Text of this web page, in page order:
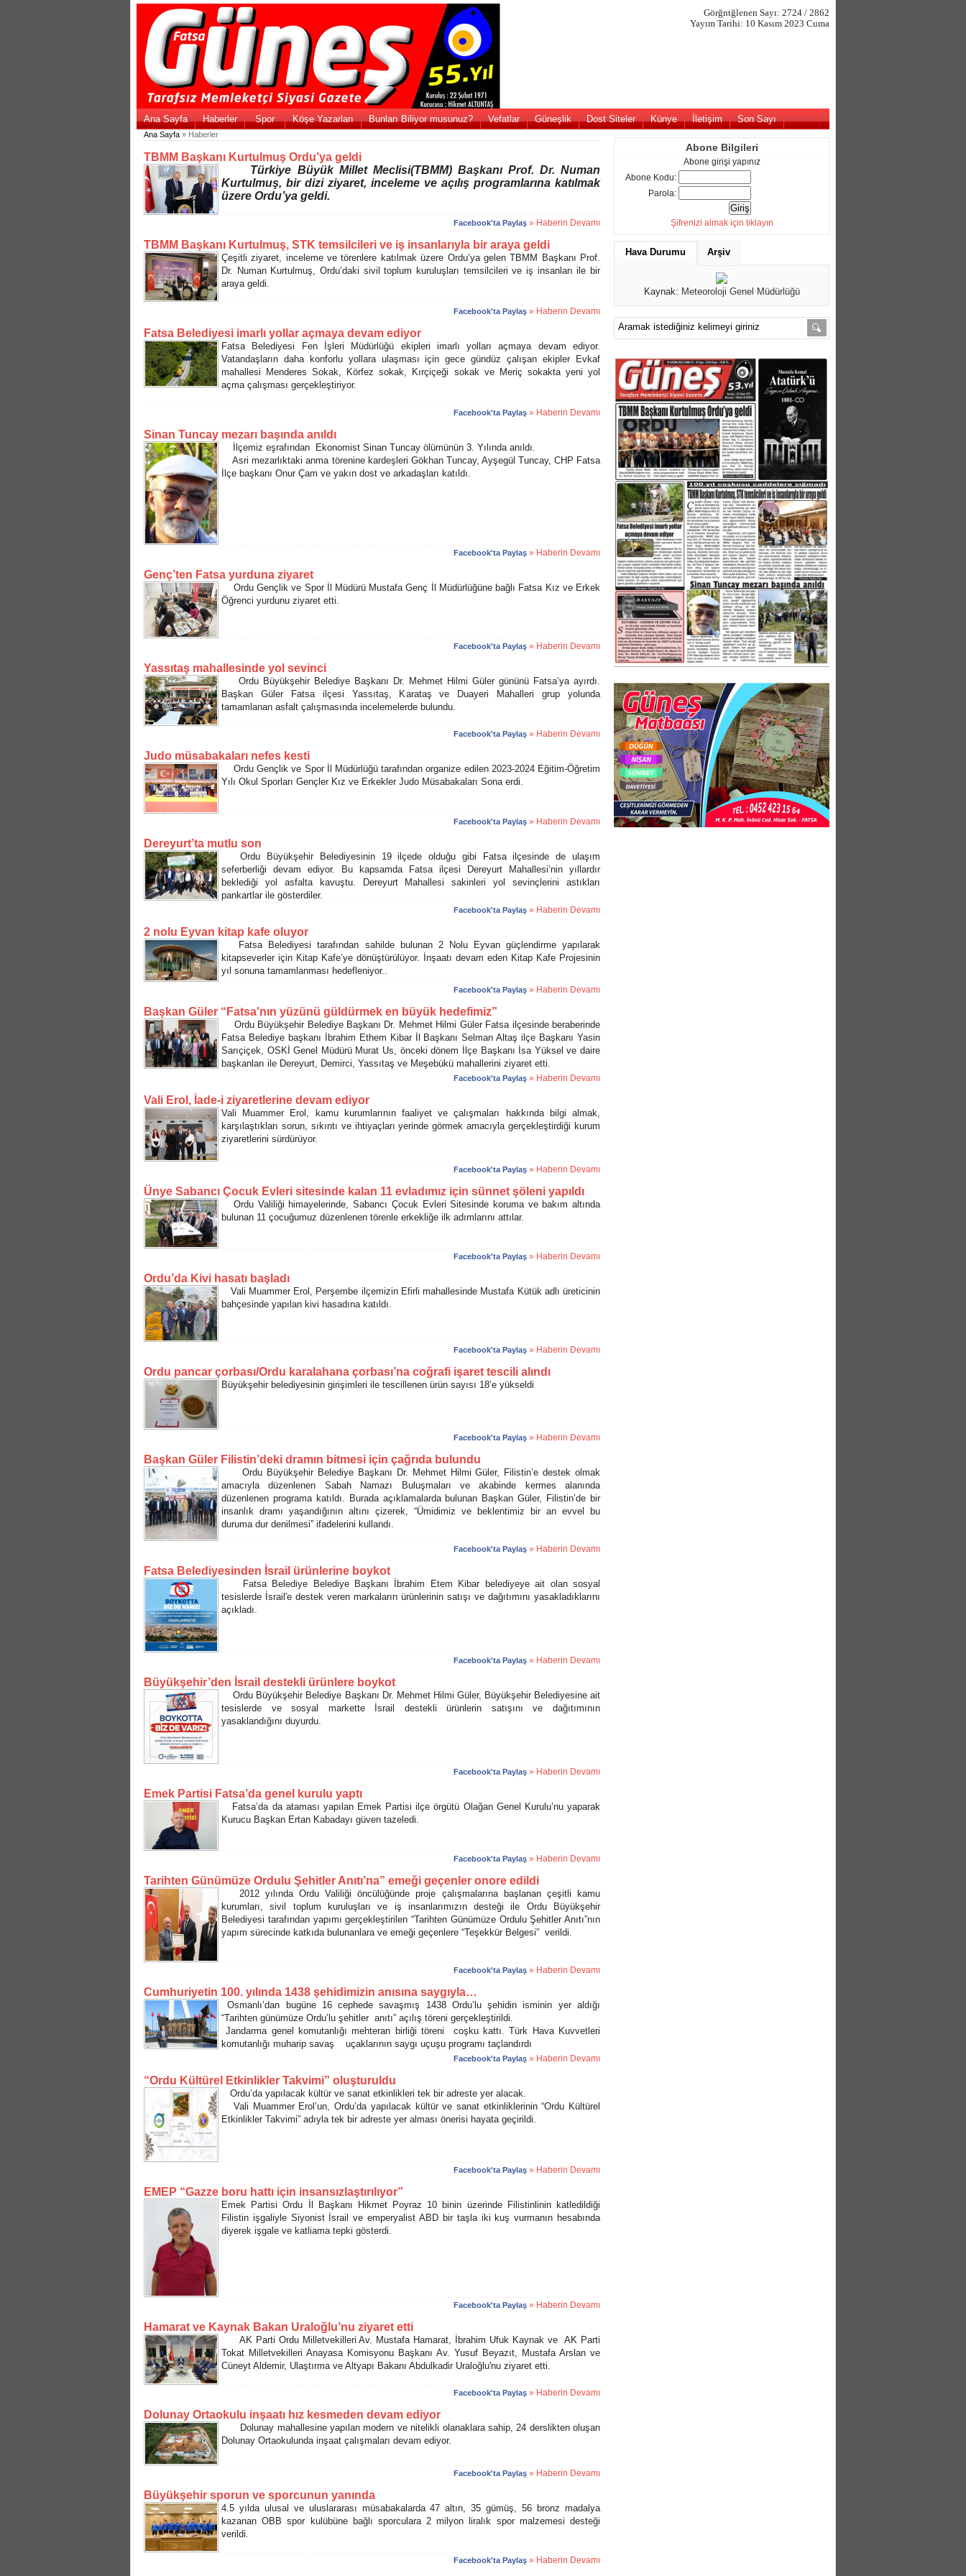
Görğntğlenen Sayı: 2724 / 2862
Yayım Tarihi: 10 Kasım 2023 Cuma
Ana Sayfa Haberler Spor Köşe Yazarları Bunları Biliyor musunuz? Vefatlar Güneşlik Dost Siteler Künye İletişim Son Sayı
Ana Sayfa » Haberler
TBMM Başkanı Kurtulmuş Ordu’ya geldi
Türkiye Büyük Millet Meclisi(TBMM) Başkanı Prof. Dr. Numan
Kurtulmuş, bir dizi ziyaret, inceleme ve açılış programlarına katılmak
üzere Ordu’ya geldi.
Facebook'ta Paylaş » Haberin Devamı
TBMM Başkanı Kurtulmuş, STK temsilcileri ve iş insanlarıyla bir araya geldi
Çeşitli ziyaret, inceleme ve törenlere katılmak üzere Ordu’ya gelen TBMM Başkanı Prof.
Dr. Numan Kurtulmuş, Ordu’daki sivil toplum kuruluşları temsilcileri ve iş insanları ile bir
araya geldi.
Facebook'ta Paylaş » Haberin Devamı
Fatsa Belediyesi imarlı yollar açmaya devam ediyor
Fatsa Belediyesi Fen İşleri Müdürlüğü ekipleri imarlı yolları açmaya devam ediyor.
Vatandaşların daha konforlu yollara ulaşması için gece gündüz çalışan ekipler Evkaf
mahallesi Menderes Sokak, Körfez sokak, Kırçiçeği sokak ve Meriç sokakta yeni yol
açma çalışması gerçekleştiriyor.
Facebook'ta Paylaş » Haberin Devamı
Sinan Tuncay mezarı başında anıldı
İlçemiz eşrafından Ekonomist Sinan Tuncay ölümünün 3. Yılında anıldı.
Asri mezarlıktaki anma törenine kardeşleri Gökhan Tuncay, Ayşegül Tuncay, CHP Fatsa
İlçe başkanı Onur Çam ve yakın dost ve arkadaşları katıldı.
Facebook'ta Paylaş » Haberin Devamı
Genç’ten Fatsa yurduna ziyaret
Ordu Gençlik ve Spor İl Müdürü Mustafa Genç İl Müdürlüğüne bağlı Fatsa Kız ve Erkek
Öğrenci yurdunu ziyaret etti.
Facebook'ta Paylaş » Haberin Devamı
Yassıtaş mahallesinde yol sevinci
Ordu Büyükşehir Belediye Başkanı Dr. Mehmet Hilmi Güler gününü Fatsa’ya ayırdı.
Başkan Güler Fatsa ilçesi Yassıtaş, Karataş ve Duayeri Mahalleri grup yolunda
tamamlanan asfalt çalışmasında incelemelerde bulundu.
Facebook'ta Paylaş » Haberin Devamı
Judo müsabakaları nefes kesti
Ordu Gençlik ve Spor İl Müdürlüğü tarafından organize edilen 2023-2024 Eğitim-Öğretim
Yılı Okul Sporları Gençler Kız ve Erkekler Judo Müsabakaları Sona erdi.
Facebook'ta Paylaş » Haberin Devamı
Dereyurt’ta mutlu son
Ordu Büyükşehir Belediyesinin 19 ilçede olduğu gibi Fatsa ilçesinde de ulaşım
seferberliği devam ediyor. Bu kapsamda Fatsa ilçesi Dereyurt Mahallesi’nin yıllardır
beklediği yol asfalta kavuştu. Dereyurt Mahallesi sakinleri yol sevinçlerini astıkları
pankartlar ile gösterdiler.
Facebook'ta Paylaş » Haberin Devamı
2 nolu Eyvan kitap kafe oluyor
Fatsa Belediyesi tarafından sahilde bulunan 2 Nolu Eyvan güçlendirme yapılarak
kitapseverler için Kitap Kafe’ye dönüştürülüyor. İnşaatı devam eden Kitap Kafe Projesinin
yıl sonuna tamamlanması hedefleniyor..
Facebook'ta Paylaş » Haberin Devamı
Başkan Güler “Fatsa'nın yüzünü güldürmek en büyük hedefimiz”
Ordu Büyükşehir Belediye Başkanı Dr. Mehmet Hilmi Güler Fatsa ilçesinde beraberinde
Fatsa Belediye başkanı İbrahim Ethem Kibar İl Başkanı Selman Altaş ilçe Başkanı Yasin
Sarıçiçek, OSKİ Genel Müdürü Murat Us, önceki dönem İlçe Başkanı İsa Yüksel ve daire
başkanları ile Dereyurt, Demirci, Yassıtaş ve Meşebükü mahallerini ziyaret etti.
Facebook'ta Paylaş » Haberin Devamı
Vali Erol, İade-i ziyaretlerine devam ediyor
Vali Muammer Erol, kamu kurumlarının faaliyet ve çalışmaları hakkında bilgi almak,
karşılaştıkları sorun, sıkıntı ve ihtiyaçları yerinde görmek amacıyla gerçekleştirdiği kurum
ziyaretlerini sürdürüyor.
Facebook'ta Paylaş » Haberin Devamı
Ünye Sabancı Çocuk Evleri sitesinde kalan 11 evladımız için sünnet şöleni yapıldı
Ordu Valiliği himayelerinde, Sabancı Çocuk Evleri Sitesinde koruma ve bakım altında
bulunan 11 çocuğumuz düzenlenen törenle erkekliğe ilk adımlarını attılar.
Facebook'ta Paylaş » Haberin Devamı
Ordu’da Kivi hasatı başladı
Vali Muammer Erol, Perşembe ilçemizin Efirli mahallesinde Mustafa Kütük adlı üreticinin
bahçesinde yapılan kivi hasadına katıldı.
Facebook'ta Paylaş » Haberin Devamı
Ordu pancar çorbası/Ordu karalahana çorbası’na coğrafi işaret tescili alındı
Büyükşehir belediyesinin girişimleri ile tescillenen ürün sayısı 18’e yükseldi
Facebook'ta Paylaş » Haberin Devamı
Başkan Güler Filistin’deki dramın bitmesi için çağrıda bulundu
Ordu Büyükşehir Belediye Başkanı Dr. Mehmet Hilmi Güler, Filistin’e destek olmak
amacıyla düzenlenen Sabah Namazı Buluşmaları ve akabinde kermes alanında
düzenlenen programa katıldı. Burada açıklamalarda bulunan Başkan Güler, Filistin’de bir
insanlık dramı yaşandığının altını çizerek, “Ümidimiz ve beklentimiz bir an evvel bu
duruma dur denilmesi” ifadelerini kullandı.
Facebook'ta Paylaş » Haberin Devamı
Fatsa Belediyesinden İsrail ürünlerine boykot
Fatsa Belediye Belediye Başkanı İbrahim Etem Kibar belediyeye ait olan sosyal
tesislerde İsrail'e destek veren markaların ürünlerinin satışı ve dağıtımını yasakladıklarını
açıkladı.
Facebook'ta Paylaş » Haberin Devamı
Büyükşehir’den İsrail destekli ürünlere boykot
Ordu Büyükşehir Belediye Başkanı Dr. Mehmet Hilmi Güler, Büyükşehir Belediyesine ait
tesislerde ve sosyal markette İsrail destekli ürünlerin satışını ve dağıtımının
yasaklandığını duyurdu.
Facebook'ta Paylaş » Haberin Devamı
Emek Partisi Fatsa’da genel kurulu yaptı
Fatsa’da da ataması yapılan Emek Partisi ilçe örgütü Olağan Genel Kurulu’nu yaparak
Kurucu Başkan Ertan Kabadayı güven tazeledi.
Facebook'ta Paylaş » Haberin Devamı
Tarihten Günümüze Ordulu Şehitler Anıtı’na” emeği geçenler onore edildi
2012 yılında Ordu Valiliği öncülüğünde proje çalışmalarına başlanan çeşitli kamu
kurumları, sivil toplum kuruluşları ve iş insanlarımızın desteği ile Ordu Büyükşehir
Belediyesi tarafından yapımı gerçekleştirilen “Tarihten Günümüze Ordulu Şehitler Anıtı”nın
yapım sürecinde katkıda bulunanlara ve emeği geçenlere “Teşekkür Belgesi” verildi.
Facebook'ta Paylaş » Haberin Devamı
Cumhuriyetin 100. yılında 1438 şehidimizin anısına saygıyla…
Osmanlı’dan bugüne 16 cephede savaşmış 1438 Ordu’lu şehidin isminin yer aldığı
“Tarihten günümüze Ordu’lu şehitler anıtı” açılış töreni gerçekleştirildi.
Jandarma genel komutanlığı mehteran birliği töreni coşku kattı. Türk Hava Kuvvetleri
komutanlığı muharip savaş uçaklarının saygı uçuşu programı taçlandırdı
Facebook'ta Paylaş » Haberin Devamı
“Ordu Kültürel Etkinlikler Takvimi” oluşturuldu
Ordu’da yapılacak kültür ve sanat etkinlikleri tek bir adreste yer alacak.
Vali Muammer Erol’un, Ordu’da yapılacak kültür ve sanat etkinliklerinin “Ordu Kültürel
Etkinlikler Takvimi” adıyla tek bir adreste yer alması önerisi hayata geçirildi.
Facebook'ta Paylaş » Haberin Devamı
EMEP “Gazze boru hattı için insansızlaştırılıyor”
Emek Partisi Ordu İl Başkanı Hikmet Poyraz 10 binin üzerinde Filistinlinin katledildiği
Filistin işgaliyle Siyonist İsrail ve emperyalist ABD bir taşla iki kuş vurmanın hesabında
diyerek işgale ve katliama tepki gösterdi.
Facebook'ta Paylaş » Haberin Devamı
Hamarat ve Kaynak Bakan Uraloğlu’nu ziyaret etti
AK Parti Ordu Milletvekilleri Av. Mustafa Hamarat, İbrahim Ufuk Kaynak ve AK Parti
Tokat Milletvekilleri Anayasa Komisyonu Başkanı Av. Yusuf Beyazıt, Mustafa Arslan ve
Cüneyt Aldemir, Ulaştırma ve Altyapı Bakanı Abdulkadir Uraloğlu'nu ziyaret etti.
Facebook'ta Paylaş » Haberin Devamı
Dolunay Ortaokulu inşaatı hız kesmeden devam ediyor
Dolunay mahallesine yapılan modern ve nitelikli olanaklara sahip, 24 derslikten oluşan
Dolunay Ortaokulunda inşaat çalışmaları devam ediyor.
Facebook'ta Paylaş » Haberin Devamı
Büyükşehir sporun ve sporcunun yanında
4.5 yılda ulusal ve uluslararası müsabakalarda 47 altın, 35 gümüş, 56 bronz madalya
kazanan OBB spor kulübüne bağlı sporculara 2 milyon liralık spor malzemesi desteği
verildi.
Facebook'ta Paylaş » Haberin Devamı
Abone Bilgileri
Abone girişi yapınız
Abone Kodu:
Parola:
Şifrenizi almak için tıklayın
Hava Durumu Arşiv
Kaynak: Meteoroloji Genel Müdürlüğü